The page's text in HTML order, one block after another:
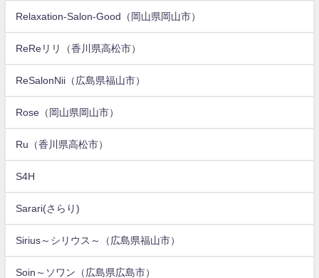
Relaxation-Salon-Good（岡山県岡山市）
ReReリリ（香川県高松市）
ReSalonNii（広島県福山市）
Rose（岡山県岡山市）
Ru（香川県高松市）
S4H
Sarari(さらり)
Sirius～シリウス～（広島県福山市）
Soin～ソワン（広島県広島市）